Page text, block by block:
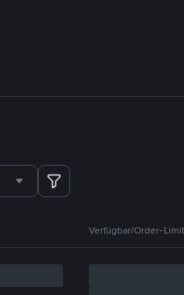
Verfügbar/Order-Limit